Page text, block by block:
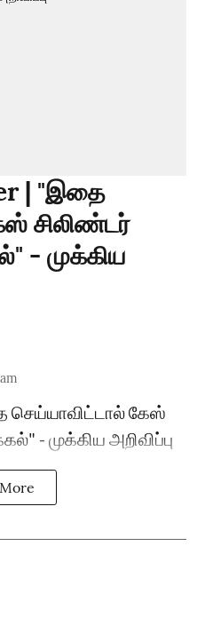
| "இதை
சிலிண்டர்
- முக்கிய
செய்யாவிட்டால் கேஸ்
- முக்கிய அறிவிப்பு